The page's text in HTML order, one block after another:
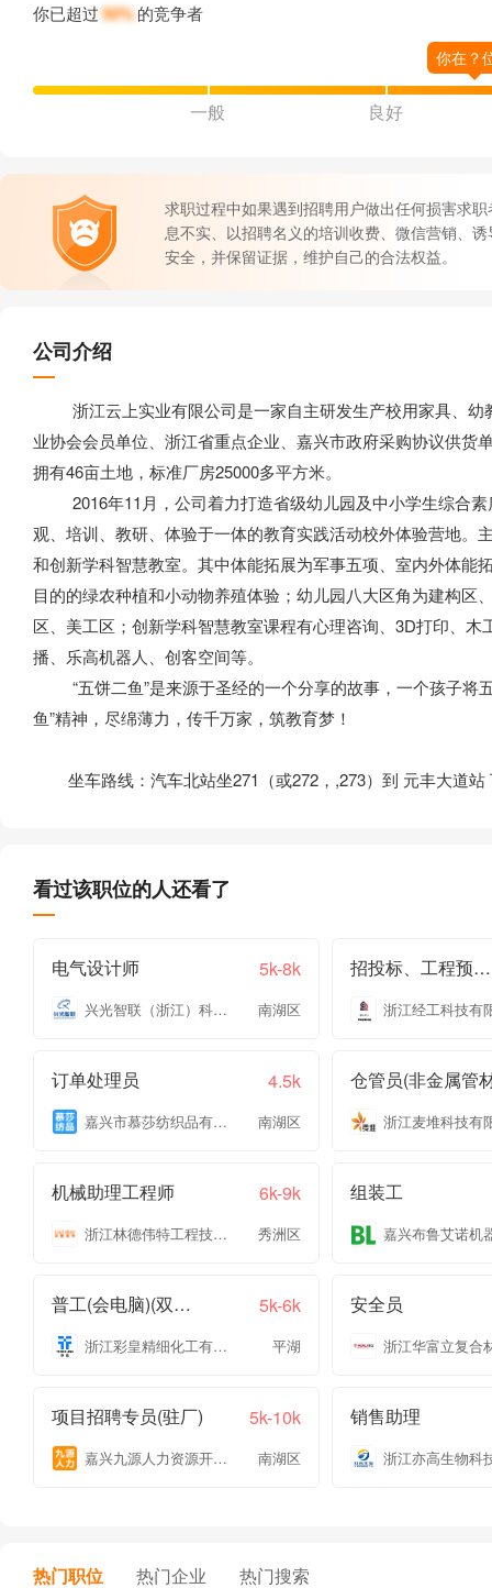
你已超过50%的竞争者
一般 良好
求职过程中如果遇到招聘用户做出任何损害求
息不实、以招聘名义的培训收费、微信营销、
安全，并保留证据，维护自己的合法权益。
公司介绍
浙江云上实业有限公司是一家自主研发生产校用家具、幼
业协会会员单位、浙江省重点企业、嘉兴市政府采购协议供
拥有46亩土地，标准厂房25000多平方米。
2016年11月，公司着力打造省级幼儿园及中小学生综合素
观、培训、教研、体验于一体的教育实践活动校外体验营地。
和创新学科智慧教室。其中体能拓展为军事五项、室内外体能
目的的绿农种植和小动物养殖体验；幼儿园八大区角为建构
区、美工区；创新学科智慧教室课程有心理咨询、3D打印、
播、乐高机器人、创客空间等。
“五饼二鱼”是来源于圣经的一个分享的故事，一个孩子将
鱼”精神，尽绵薄力，传千万家，筑教育梦！
坐车路线：汽车北站坐271（或272，,273）到 元丰大道站
看过该职位的人还看了
电气设计师 5k-8k
兴光智联（浙江）科技有限公司 南湖区
招投标、工程预结算
浙江经工科技有
订单处理员 4.5k
嘉兴市慕莎纺织品有限公司 南湖区
仓管员(非金属管
浙江麦堆科技有
机械助理工程师 6k-9k
浙江林德伟特工程技术有限公司 秀洲区
组装工
普工(会电脑)(双休+五险一金) 5k-6k
浙江彩皇精细化工有限公司 平湖
安全员
项目招聘专员(驻厂) 5k-10k
嘉兴九源人力资源开发有限公司 南湖区
销售助理
热门职位 热门企业 热门搜索